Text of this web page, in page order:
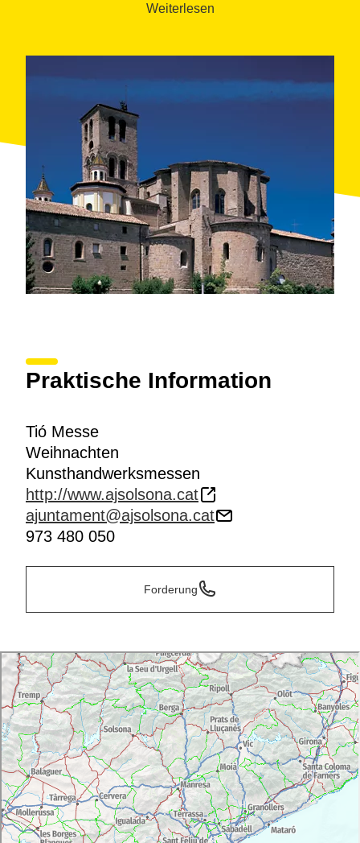
Weiterlesen
Praktische Information
Tió Messe
Weihnachten
Kunsthandwerksmessen
http://www.ajsolsona.cat
ajuntament@ajsolsona.cat
973 480 050
Forderung